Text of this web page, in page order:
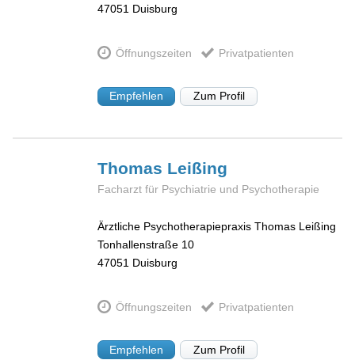
47051 Duisburg
Öffnungszeiten Privatpatienten
Empfehlen Zum Profil
Thomas Leißing
Facharzt für Psychiatrie und Psychotherapie
Ärztliche Psychotherapiepraxis Thomas Leißing
Tonhallenstraße 10
47051 Duisburg
Öffnungszeiten Privatpatienten
Empfehlen Zum Profil